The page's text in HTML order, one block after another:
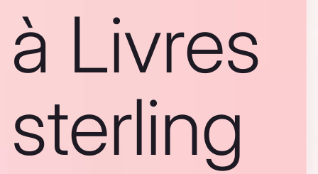
à Livres
sterling